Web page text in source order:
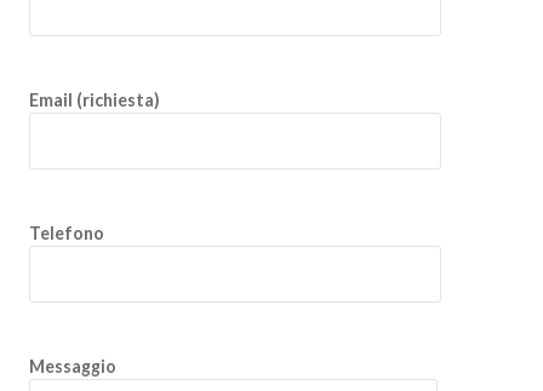
Email (richiesta)
Telefono
Messaggio